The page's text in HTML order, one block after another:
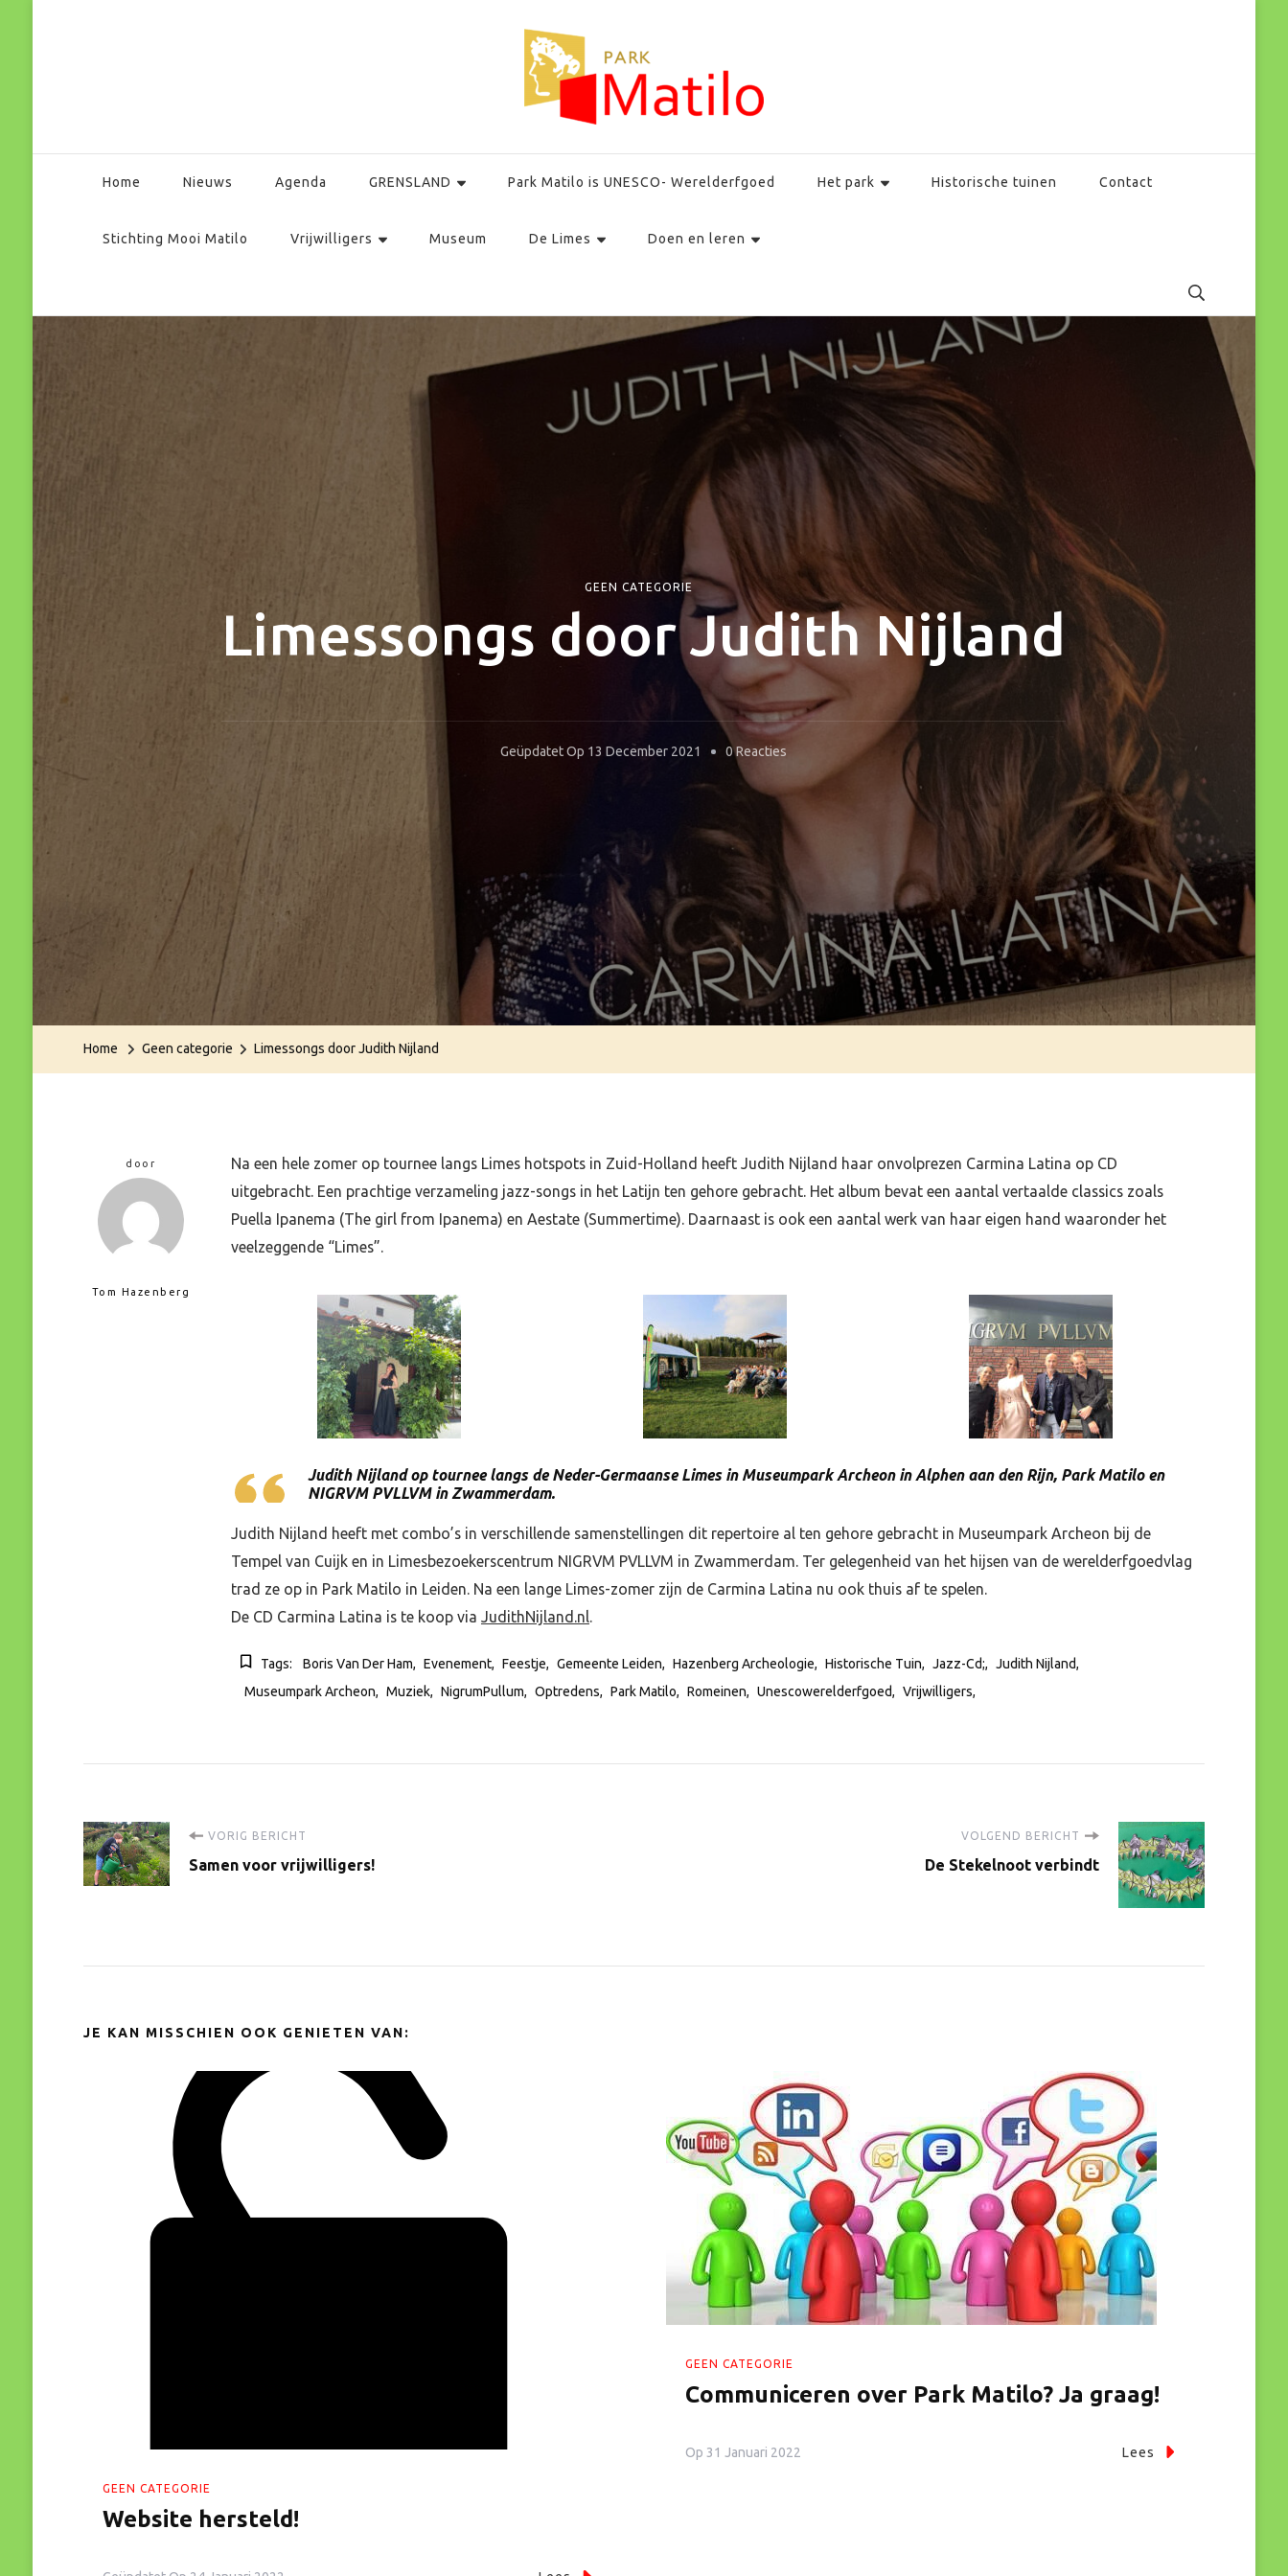
Home Nieuws Agenda GRENSLAND Park Matilo is UNESCO- Werelderfgoed Het park Historische tuinen Contact
Stichting Mooi Matilo Vrijwilligers Museum De Limes Doen en leren
GEEN CATEGORIE
Limessongs door Judith Nijland
Geüpdatet Op 13 December 2021 0 Reacties
Limessongs
Home Geen categorie Limessongs door Judith Nijland
door
Tom Hazenberg
Na een hele zomer op tournee langs Limes hotspots in Zuid-Holland heeft Judith Nijland haar onvolprezen Carmina Latina op CD
uitgebracht. Een prachtige verzameling jazz-songs in het Latijn ten gehore gebracht. Het album bevat een aantal vertaalde classics zoals
Puella Ipanema (The girl from Ipanema) en Aestate (Summertime). Daarnaast is ook een aantal werk van haar eigen hand waaronder het
veelzeggende “Limes”.
Judith Nijland op tournee langs de Neder-Germaanse Limes in Museumpark Archeon in Alphen aan den Rijn, Park Matilo en
NIGRVM PVLLVM in Zwammerdam.
Judith Nijland heeft met combo’s in verschillende samenstellingen dit repertoire al ten gehore gebracht in Museumpark Archeon bij de
Tempel van Cuijk en in Limesbezoekerscentrum NIGRVM PVLLVM in Zwammerdam. Ter gelegenheid van het hijsen van de werelderfgoedvlag
trad ze op in Park Matilo in Leiden. Na een lange Limes-zomer zijn de Carmina Latina nu ook thuis af te spelen.
De CD Carmina Latina is te koop via JudithNijland.nl.
Tags: Boris Van Der Ham Evenement Feestje Gemeente Leiden Hazenberg Archeologie Historische Tuin Jazz-Cd;
Judith Nijland
Museumpark Archeon
Muziek NigrumPullum Optredens Park Matilo Romeinen Unescowerelderfgoed Vrijwilligers
Bericht
navigatie
VORIG BERICHT
Samen voor vrijwilligers!
VOLGEND BERICHT
De Stekelnoot verbindt
JE KAN MISSCHIEN OOK GENIETEN VAN:
GEEN CATEGORIE
Website hersteld!
GEEN CATEGORIE
Communiceren over Park Matilo? Ja graag!
Op 31 Januari 2022 Lees